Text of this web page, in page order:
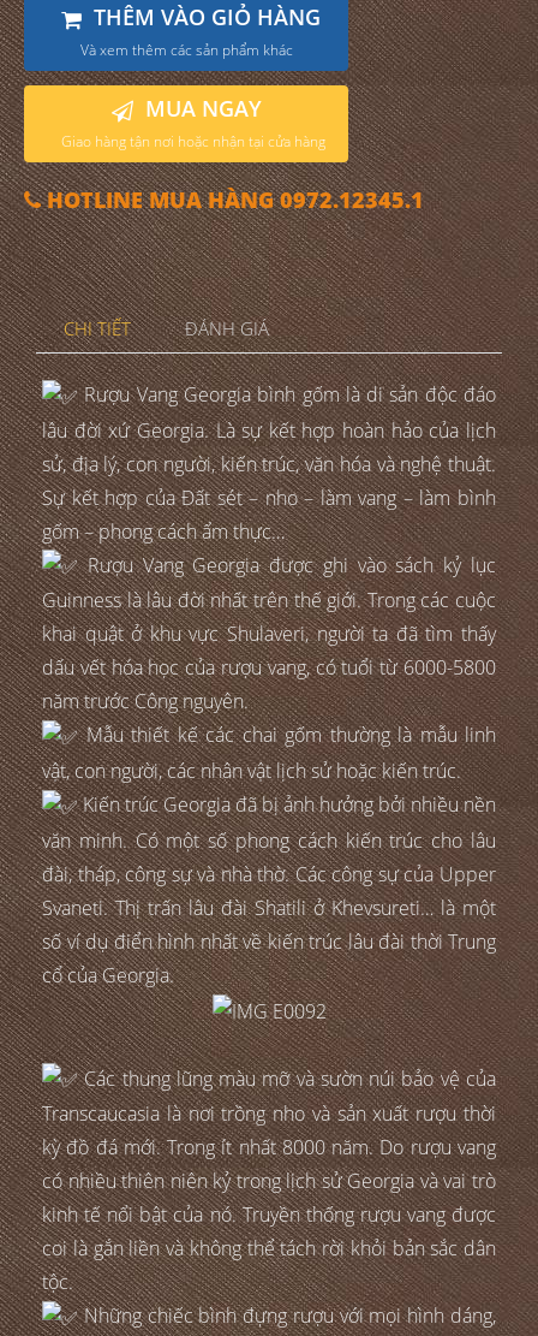
THÊM VÀO GIỎ HÀNG
Và xem thêm các sản phẩm khác
MUA NGAY
Giao hàng tận nơi hoặc nhận tại cửa hàng
HOTLINE MUA HÀNG 0972.12345.1
CHI TIẾT ĐÁNH GIÁ
Rượu Vang Georgia bình gốm là di sản độc đáo
lâu đời xứ Georgia. Là sự kết hợp hoàn hảo của lịch
sử, địa lý, con người, kiến trúc, văn hóa và nghệ thuật.
Sự kết hợp của Đất sét – nho – làm vang – làm bình
gốm – phong cách ẩm thực…
Rượu Vang Georgia được ghi vào sách kỷ lục
Guinness là lâu đời nhất trên thế giới. Trong các cuộc
khai quật ở khu vực Shulaveri, người ta đã tìm thấy
dấu vết hóa học của rượu vang, có tuổi từ 6000-5800
năm trước Công nguyên.
Mẫu thiết kế các chai gốm thường là mẫu linh
vật, con người, các nhân vật lịch sử hoặc kiến trúc.
Kiến trúc Georgia đã bị ảnh hưởng bởi nhiều nền
văn minh. Có một số phong cách kiến trúc cho lâu
đài, tháp, công sự và nhà thờ. Các công sự của Upper
Svaneti. Thị trấn lâu đài Shatili ở Khevsureti… là một
số ví dụ điển hình nhất về kiến trúc lâu đài thời Trung
cổ của Georgia.
Các thung lũng màu mỡ và sườn núi bảo vệ của
Transcaucasia là nơi trồng nho và sản xuất rượu thời
kỳ đồ đá mới. Trong ít nhất 8000 năm. Do rượu vang
có nhiều thiên niên kỷ trong lịch sử Georgia và vai trò
kinh tế nổi bật của nó. Truyền thống rượu vang được
coi là gắn liền và không thể tách rời khỏi bản sắc dân
tộc.
Những chiếc bình đựng rượu với mọi hình dáng,